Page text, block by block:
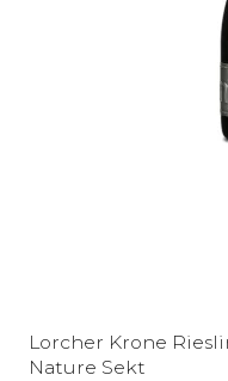
Lorcher Krone
Nature Sekt